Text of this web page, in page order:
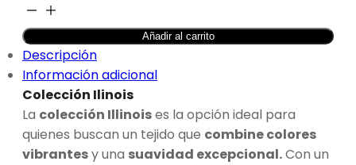
TAPICERÍA
CHENILLE
MOKA
-
ILINOIS
cantidad
Añadir al carrito
Descripción
Información adicional
Colección Ilinois
La colección Illinoises la opción ideal para
quienes buscan un tejido que combine colores
vibrantesy una suavidad excepcional.Con un